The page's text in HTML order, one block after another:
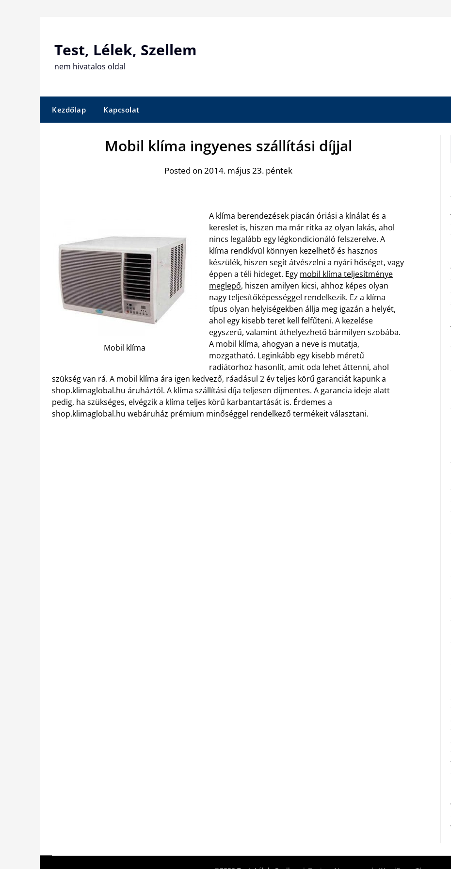
Test, Lélek, Szellem
nem hivatalos oldal
Kezdőlap Kapcsolat
Mobil klíma ingyenes szállítási díjjal
Posted on 2014. május 23. péntek
Mobil klíma
A klíma berendezések piacán óriási a kínálat és a
kereslet is, hiszen ma már ritka az olyan lakás, ahol
nincs legalább egy légkondicionáló felszerelve. A
klíma rendkívül könnyen kezelhető és hasznos
készülék, hiszen segít átvészelni a nyári hőséget, vagy
éppen a téli hideget. Egy mobil klíma teljesítménye
meglepő, hiszen amilyen kicsi, ahhoz képes olyan
nagy teljesítőképességgel rendelkezik. Ez a klíma
típus olyan helyiségekben állja meg igazán a helyét,
ahol egy kisebb teret kell felfűteni. A kezelése
egyszerű, valamint áthelyezhető bármilyen szobába.
A mobil klíma, ahogyan a neve is mutatja,
mozgatható. Leginkább egy kisebb méretű
radiátorhoz hasonlít, amit oda lehet áttenni, ahol
szükség van rá. A mobil klíma ára igen kedvező, ráadásul 2 év teljes körű garanciát kapunk a
shop.klimaglobal.hu áruháztól. A klíma szállítási díja teljesen díjmentes. A garancia ideje alatt
pedig, ha szükséges, elvégzik a klíma teljes körű karbantartását is. Érdemes a
shop.klimaglobal.hu webáruház prémium minőséggel rendelkező termékeit választani.